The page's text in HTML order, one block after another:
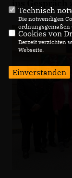
Technisch
Die notwendigen
ordnungsgemäßen
Cookies von
Derzeit verzichten
Webseite.
Einverstanden